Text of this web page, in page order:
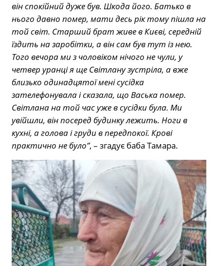
він спокійний дуже був. Шкода його. Батько в
нього давно помер, мати десь рік тому пішла на
той світ. Старший брат живе в Києві, середній
їздить на заробітки, а він сам був тут із нею.
Того вечора ми з чоловіком нічого не чули, у
четвер уранці я ще Світлану зустріла, а вже
близько одинадцятої мені сусідка
зателефонувала і сказала, що Васька помер.
Світлана на той час уже в сусідки була. Ми
увійшли, він посеред будинку лежить. Ноги в
кухні, а голова і груди в передпокої. Крові
практично не було”, – згадує баба Тамара.